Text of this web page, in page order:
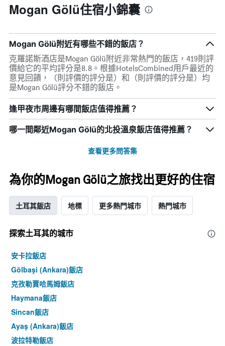
Mogan Gölü住宿小錦囊
Mogan Gölü附近有哪些不錯的飯店？
克羅諾斯酒店是Mogan Gölü附近非常熱門的飯店，419則評
價給它的平均評分是8.8。根據HotelsCombined用戶最近的
意見回饋，（則評價的評分是）和（則評價的評分是）均
是Mogan Gölü評分不錯的飯店。
逢甲夜市周邊有哪間飯店值得推薦？
哪一間鄰近Mogan Gölü的北投溫泉飯店值得推薦？
查看更多問答集
為你的Mogan Gölü之旅找出更好的住宿
土耳其飯店 地標 更多熱門城市 熱門城市
探索土耳其​的城市
安卡拉飯店
Gölbaşi (Ankara)飯店
克孜勒賈哈馬姆飯店
Haymana飯店
Sincan飯店
Ayaş (Ankara)飯店
波拉特勒飯店